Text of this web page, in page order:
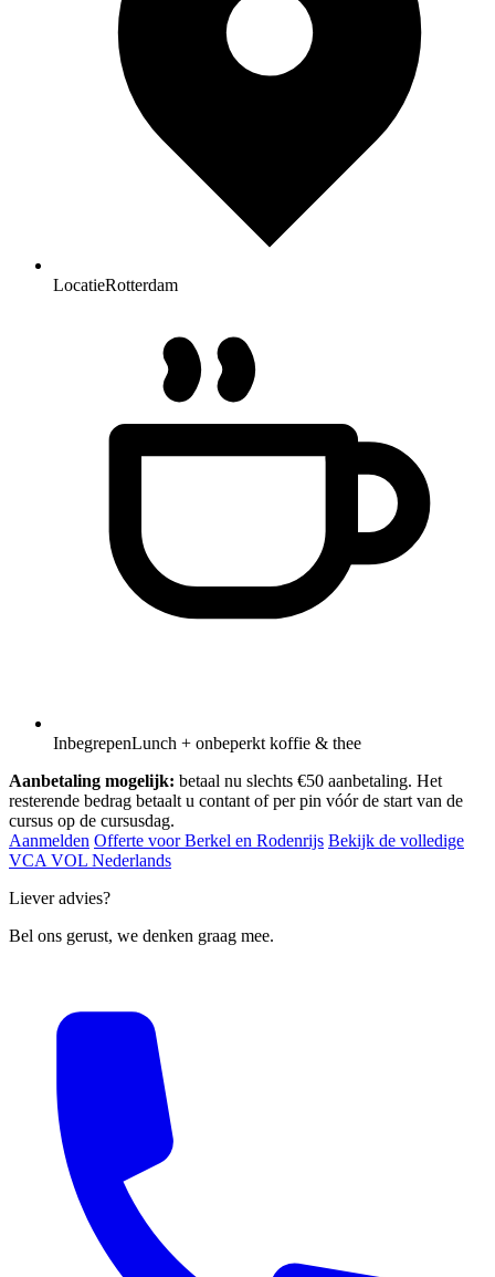
LocatieRotterdam
InbegrepenLunch + onbeperkt koffie & thee
Aanbetaling mogelijk: betaal nu slechts €50 aanbetaling. Het
resterende bedrag betaalt u contant of per pin vóór de start van de
cursus op de cursusdag.
Aanmelden Offerte voor Berkel en Rodenrijs Bekijk de volledige
VCA VOL Nederlands
Liever advies?
Bel ons gerust, we denken graag mee.